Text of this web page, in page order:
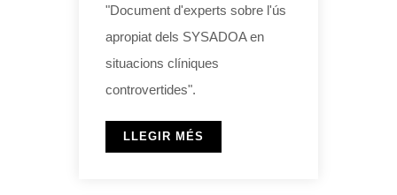
"Document d'experts sobre l'ús
apropiat dels SYSADOA en
situacions clíniques
controvertides".
LLEGIR MÉS